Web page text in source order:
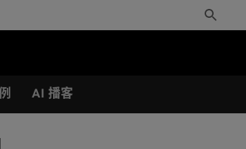
Toggle
Search
AI 播客